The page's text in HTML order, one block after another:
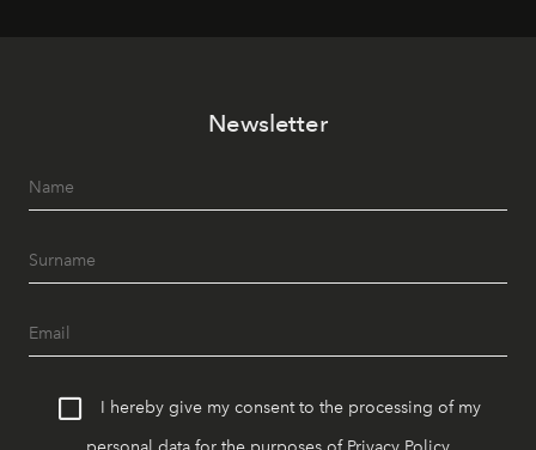
Newsletter
I hereby give my consent to the processing of my